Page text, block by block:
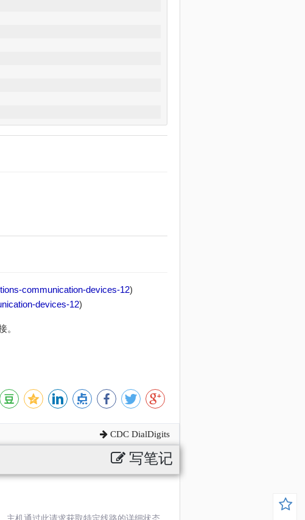
communication-devices-12)
devices-12)
。
CDC DialDigits
写笔记